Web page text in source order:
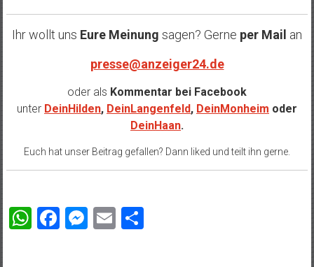
Ihr wollt uns Eure Meinung sagen? Gerne per Mail an
presse@anzeiger24.de
oder als Kommentar bei Facebook
unter DeinHilden, DeinLangenfeld, DeinMonheim oder
DeinHaan.
Euch hat unser Beitrag gefallen? Dann liked und teilt ihn gerne.
WhatsApp
Facebook
Messenger
EmailTeilen